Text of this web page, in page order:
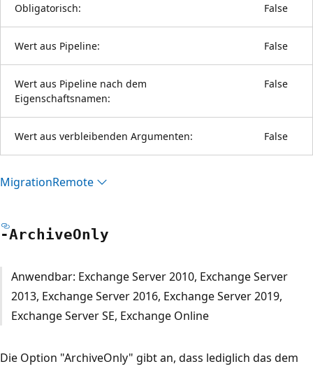
Obligatorisch: False
Wert aus Pipeline: False
Wert aus Pipeline nach dem
Eigenschaftsnamen:
False
Wert aus verbleibenden Argumenten: False
MigrationRemote
-ArchiveOnly
Anwendbar: Exchange Server 2010, Exchange Server
2013, Exchange Server 2016, Exchange Server 2019,
Exchange Server SE, Exchange Online
Die Option "ArchiveOnly" gibt an, dass lediglich das dem